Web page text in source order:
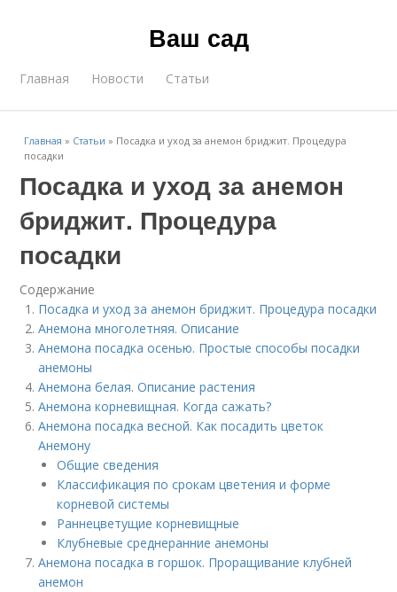
Ваш сад
Главная Новости Статьи
Главная » Статьи » Посадка и уход за анемон бриджит. Процедура
посадки
Посадка и уход за анемон
бриджит. Процедура
посадки
Содержание
Посадка и уход за анемон бриджит. Процедура посадки
Анемона многолетняя. Описание
Анемона посадка осенью. Простые способы посадки
анемоны
Анемона белая. Описание растения
Анемона корневищная. Когда сажать?
Анемона посадка весной. Как посадить цветок
Анемону
Общие сведения
Классификация по срокам цветения и форме
корневой системы
Раннецветущие корневищные
Клубневые среднеранние анемоны
Анемона посадка в горшок. Проращивание клубней
анемон